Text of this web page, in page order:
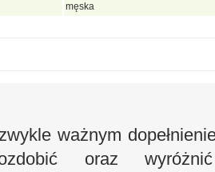
męska
ważnym
ozdobić oraz